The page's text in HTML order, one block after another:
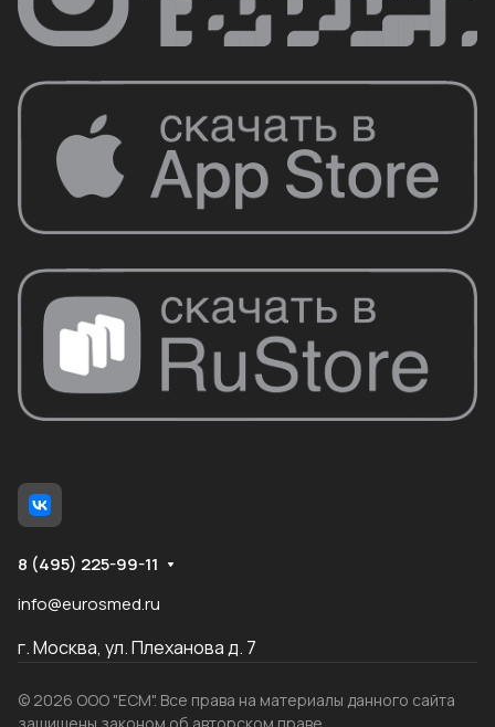
8 (495) 225-99-11
info@eurosmed.ru
г. Москва, ул. Плеханова д. 7
© 2026 ООО "ЕСМ". Все права на материалы данного сайта